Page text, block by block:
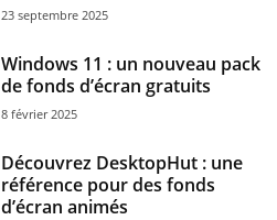
23 septembre 2025
Windows 11 : un nouveau pack
de fonds d’écran gratuits
8 février 2025
Découvrez DesktopHut : une
référence pour des fonds
d’écran animés